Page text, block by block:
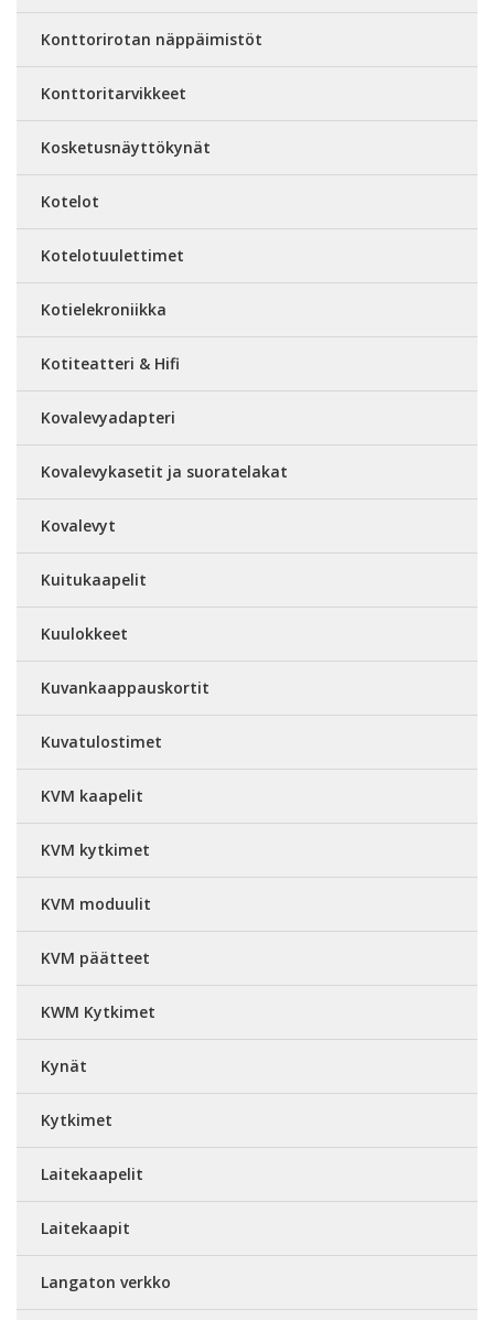
Konttorirotan näppäimistöt
Konttoritarvikkeet
Kosketusnäyttökynät
Kotelot
Kotelotuulettimet
Kotielekroniikka
Kotiteatteri & Hifi
Kovalevyadapteri
Kovalevykasetit ja suoratelakat
Kovalevyt
Kuitukaapelit
Kuulokkeet
Kuvankaappauskortit
Kuvatulostimet
KVM kaapelit
KVM kytkimet
KVM moduulit
KVM päätteet
KWM Kytkimet
Kynät
Kytkimet
Laitekaapelit
Laitekaapit
Langaton verkko